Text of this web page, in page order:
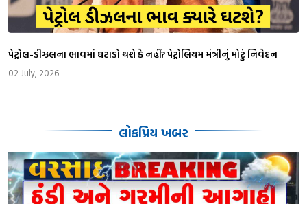
પેટ્રોલ-ડીઝલના ભાવમાં ઘટાડો થશે કે નહીં? પેટ્રોલિયમ મંત્રીનું મોટું નિવેદન
02 July, 2026
લોકપ્રિય ખબર